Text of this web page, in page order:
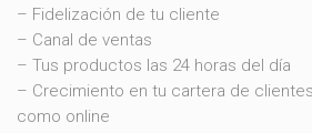
– Fidelización de tu cliente
– Canal de ventas
– Tus productos las 24 horas del día
– Crecimiento en tu cartera de
como online